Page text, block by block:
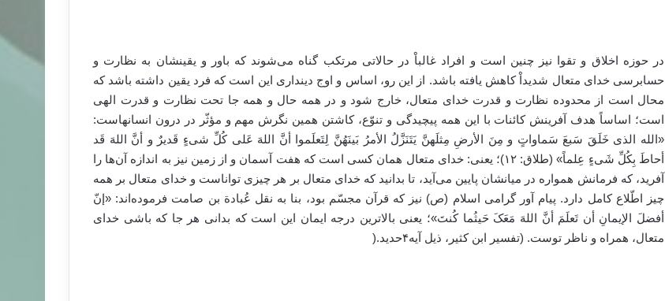
در حوزه اخلاق و تقوا نیز چنین است و افراد غالباْ در حالاتی مرتکب گناه می‌شوند که باور و یقینشان به نظارت و
حسابرسی خدای متعال شدیداْ کاهش یافته باشد. از این رو، اساس و اوج دینداری این است که فرد یقین داشته باشد که
محال است از محدوده نظارت و قدرت خدای متعال، خارج شود و در همه حال و همه جا تحت نظارت و قدرت الهی
است؛ اساساً هدف آفرینش کائنات با این همه پیچیدگی و تنوّع، کاشتن همین نگرش مهم و مؤثّر در درون انسانهاست:
«الله الذی خَلَقَ سَبعَ سَماواتٍ و مِنَ الأرضِ مِثلَهنَّ یَتَنَزَّلُ الأمرُ بَینَهُنَّ لِتَعلَموا أنَّ اللهَ عَلی کُلِّ شیءٍ قَدیرٌ و أنَّ اللهَ قَد
أحاطَ بِکُلِّ شَیءٍ عِلماً» (طلاق: ۱۲)؛ یعنی: خدای متعال‌‌ همان کسی است که هفت آسمان و از زمین نیز به اندازه آن‌ها را
آفرید، که فرمانش همواره در میانشان پایین می‌آید، تا بدانید که خدای متعال بر هر چیزی تواناست و خدای متعال بر همه
چیز اطّلاع کامل دارد. پیام آور گرامی اسلام (ص) نیز که قرآن مجسّم بود، بنا به نقل عُبادة بن صامت فرموده‌اند: «إنّ
أفضلَ الإیمانِ أن تَعلَمَ أنَّ اللهَ مَعَکَ حَیثُما کُنتَ»؛ یعنی بالا‌ترین درجه ایمان این است که بدانی هر جا که باشی خدای
متعال، همراه و ناظر توست. (تفسیر ابن کثیر، ذیل آیه۴حدید
).